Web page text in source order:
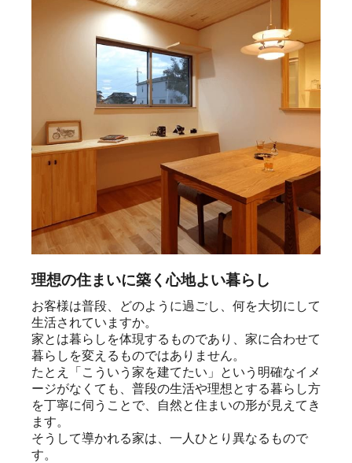
理想の住まいに築く心地よい暮らし
お客様は普段、どのように過ごし、何を大切にして
生活されていますか。
家とは暮らしを体現するものであり、家に合わせて
暮らしを変えるものではありません。
たとえ「こういう家を建てたい」という明確なイメ
ージがなくても、普段の生活や理想とする暮らし方
を丁寧に伺うことで、自然と住まいの形が見えてき
ます。
そうして導かれる家は、一人ひとり異なるもので
す。